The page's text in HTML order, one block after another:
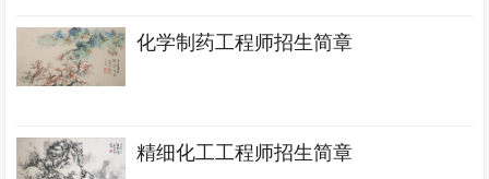
化学制药工程师招生简章
精细化工工程师招生简章